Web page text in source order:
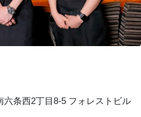
条西2丁目8-5 フォレストビル